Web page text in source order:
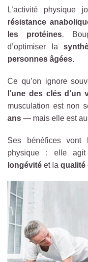
L’activité
résistance
les protéines.
d’optimiser la
personnes âgées.
Ce qu’on ignore
l’une des clés
musculation est non
ans — mais elle est
Ses bénéfices
physique : elle
longévité et la qualité